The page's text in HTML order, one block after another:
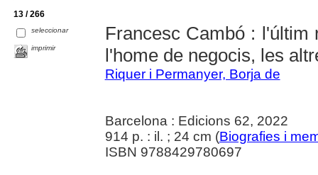
13 / 266
seleccionar
imprimir
Francesc Cambó :
l'home de negocis, les
Riquer i Permanyer, Borja de
Barcelona : Edicions 62, 2022
914 p. : il. ; 24 cm (Biografies i
ISBN 9788429780697